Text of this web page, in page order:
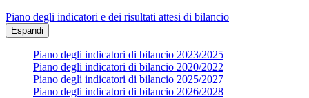
Piano degli indicatori e dei risultati attesi di bilancio
Espandi
Piano degli indicatori di bilancio 2023/2025
Piano degli indicatori di bilancio 2020/2022
Piano degli indicatori di bilancio 2025/2027
Piano degli indicatori di bilancio 2026/2028